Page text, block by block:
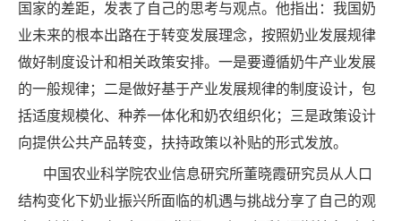
国家的差距，发表了自己的思考与观点。他指出：我国奶
业未来的根本出路在于转变发展理念，按照奶业发展规律
做好制度设计和相关政策安排。一是要遵循奶牛产业发展
的一般规律；二是做好基于产业发展规律的制度设计，包
括适度规模化、种养一体化和奶农组织化；三是政策设计
向提供公共产品转变，扶持政策以补贴的形式发放。
中国农业科学院农业信息研究所董晓霞研究员从人口
结构变化下奶业振兴所面临的机遇与挑战分享了自己的观